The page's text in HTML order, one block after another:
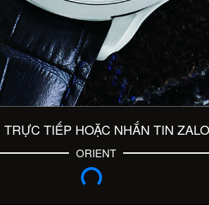
TIẾP HOẶC NHẮN TIN
ORIENT